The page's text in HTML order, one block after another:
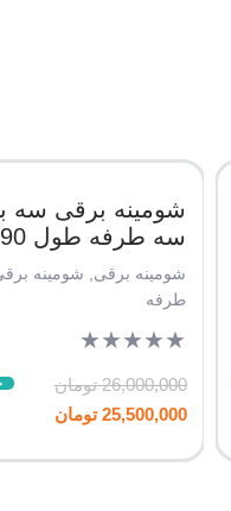
شومینه برقی سه
سه طرفه طول 190
شومینه برقی
شومینه
طرفه
★
★
★
★
★
26,000,000 تومان
25,500,000 تومان